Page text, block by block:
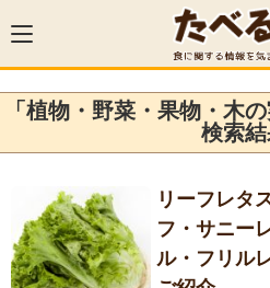
「植物・野菜・果物・木
検索
リーフレタ
フ・サニー
ル・フリル